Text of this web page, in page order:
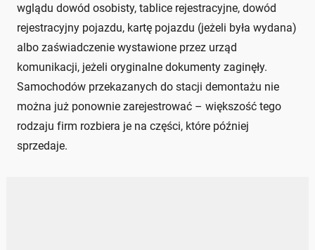
wglądu dowód osobisty, tablice rejestracyjne, dowód
rejestracyjny pojazdu, kartę pojazdu (jeżeli była wydana)
albo zaświadczenie wystawione przez urząd
komunikacji, jeżeli oryginalne dokumenty zaginęły.
Samochodów przekazanych do stacji demontażu nie
można już ponownie zarejestrować – większość tego
rodzaju firm rozbiera je na części, które później
sprzedaje.